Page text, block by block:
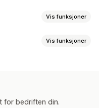
Vis funksjoner
Vis funksjoner
vinduer
for bedriften din.